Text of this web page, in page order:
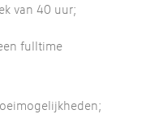
van 40 uur;
fulltime